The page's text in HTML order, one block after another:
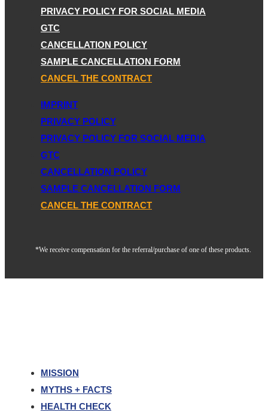
PRIVACY POLICY FOR SOCIAL MEDIA
GTC
CANCELLATION POLICY
SAMPLE CANCELLATION FORM
CANCEL THE CONTRACT
IMPRINT
PRIVACY POLICY
PRIVACY POLICY FOR SOCIAL MEDIA
GTC
CANCELLATION POLICY
SAMPLE CANCELLATION FORM
CANCEL THE CONTRACT
*We receive compensation for the referral/purchase of one of these products.
MISSION
MYTHS + FACTS
HEALTH CHECK